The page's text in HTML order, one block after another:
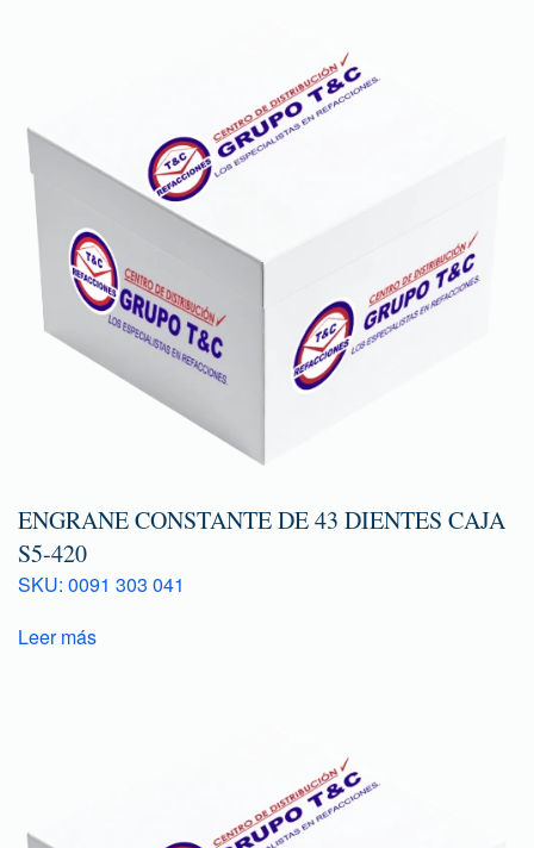
ENGRANE CONSTANTE DE 43 DIENTES CAJA
S5-420
SKU: 0091 303 041
Leer más